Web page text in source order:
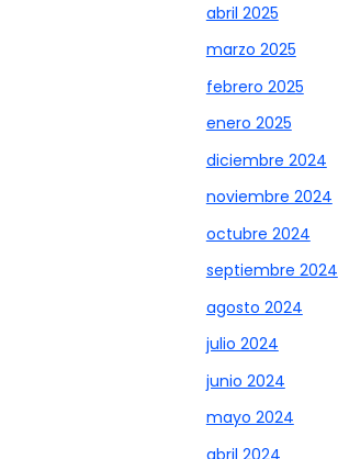
abril 2025
marzo 2025
febrero 2025
enero 2025
diciembre 2024
noviembre 2024
octubre 2024
septiembre 2024
agosto 2024
julio 2024
junio 2024
mayo 2024
abril 2024